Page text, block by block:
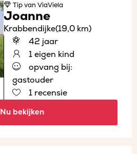
Tipvan ViaViela
Joanne
Krabbendijke(19,0 km)
42 jaar
1 eigen kind
opvang bij:
gastouder
1 recensie
Nu bekijken